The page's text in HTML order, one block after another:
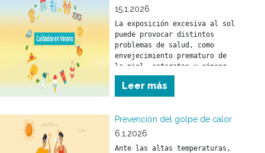
15.1.2026
La exposición excesiva al sol
puede provocar distintos
problemas de salud, como
envejecimiento prematuro de
la piel, cataratas y cáncer
de piel.
Leer más
Prevención del golpe de calor
6.1.2026
Ante las altas temperaturas,